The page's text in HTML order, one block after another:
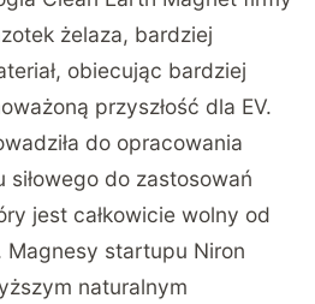
żelaza, bardziej
obiecując bardziej
przyszłość dla EV.
do opracowania
do zastosowań
jest całkowicie wolny od
Magnesy startupu Niron
naturalnym